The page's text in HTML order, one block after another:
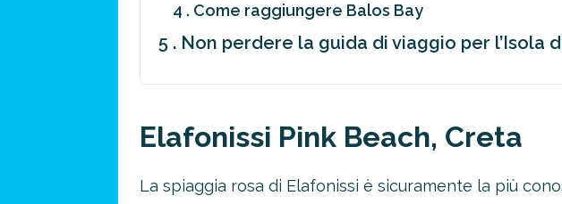
4 . Come raggiungere Balos Bay
5 . Non perdere la guida di viaggio per l’Isola
Elafonissi Pink Beach, Creta
La spiaggia rosa di Elafonissi è sicuramente la più